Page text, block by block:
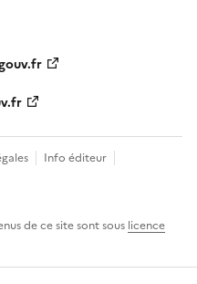
Info éditeur
de ce site sont sous licence